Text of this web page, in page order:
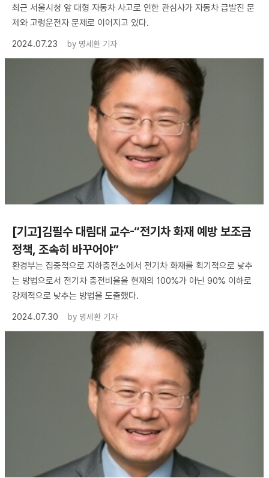
최근 서울시청 앞 대형 자동차 사고로 인한 관심사가 자동차 급발진 문
제와 고령운전자 문제로 이어지고 있다.
2024.07.23
by 명세환 기자
[기고]김필수 대림대 교수-“전기차 화재 예방 보조금
정책, 조속히 바꾸어야”
환경부는 집중적으로 지하충전소에서 전기차 화재를 획기적으로 낮추
는 방법으로서 전기차 충전비율을 현재의 100%가 아닌 90% 이하로
강제적으로 낮추는 방법을 도출했다.
2024.07.30
by 명세환 기자